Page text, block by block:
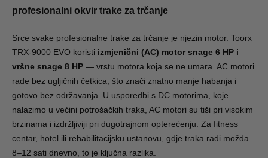
profesionalni okvir trake za trčanje
Srce svake profesionalne trake za trčanje je njezin motor. Toorx
TRX-9000 EVO koristi izmjenični (AC) motor snage 6 HP i
vršne snage 8 HP — vrstu motora koja se ne umara. AC motori
rade bez ugljičnih četkica, što znači znatno manje habanja i
gotovo bez održavanja. U usporedbi s DC motorima, koje
nalazimo u većini potrošačkih traka, AC motori su tiši pri visokim
brzinama i izdržljiviji pri dugotrajnom opterećenju. Za fitness
centar, hotel ili rehabilitacijsku ustanovu, gdje traka radi možda
8–12 sati dnevno, to je ključna razlika.